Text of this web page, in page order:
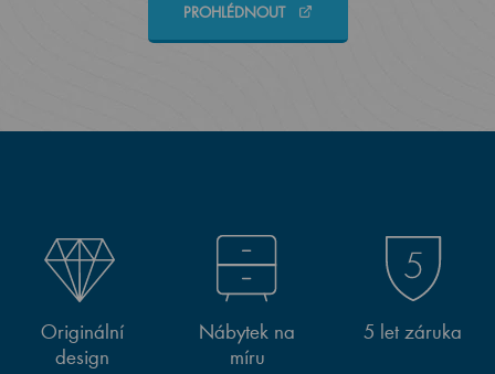
PROHLÉDNOUT
Originální
design
Nábytek na
míru
5 let záruka